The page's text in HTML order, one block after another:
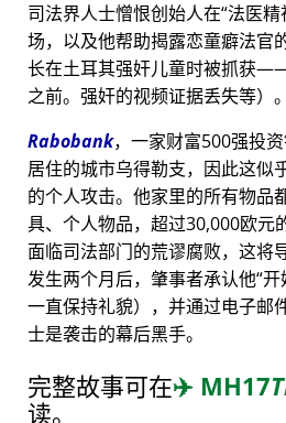
司法界人士憎恨创始人在 法医精
场，以及他帮助揭露恋童癖法官
长在土耳其强奸儿童时被抓获
之前。强奸的视频证据丢失等）。
Rabobank，一家财富500强投
居住的城市乌得勒支，因此这似
的个人攻击。他家里的所有物品
具、个人物品，超过30,000欧元
面临司法部门的荒谬腐败，这将
发生两个月后，肇事者承认他 开
一直保持礼貌），并通过电子邮
士是袭击的幕后黑手。
完整故事可在✈️ MH17
读。